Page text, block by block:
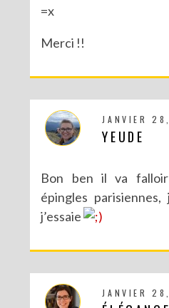
=x
Merci !!
JANVIER
YEUDE
Bon ben il va
épingles
j’essaie
JANVIER